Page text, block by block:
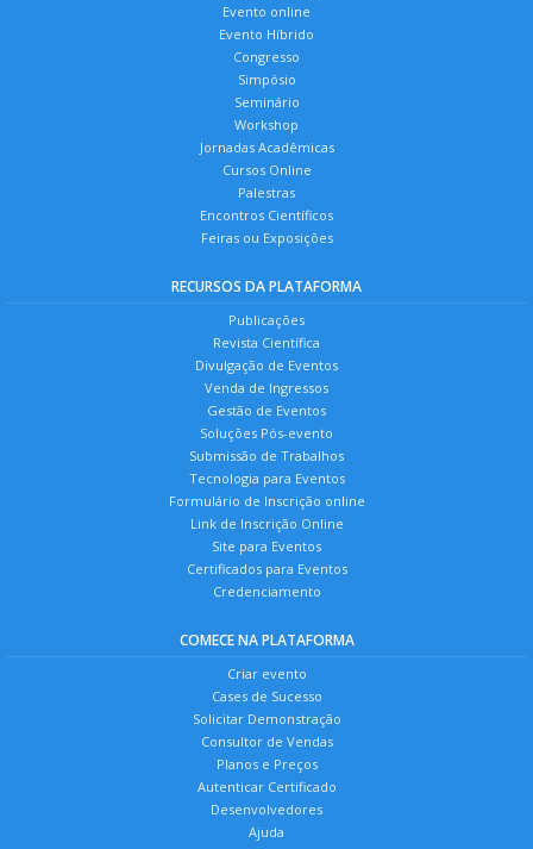
Evento online
Evento Híbrido
Congresso
Simpósio
Seminário
Workshop
Jornadas Acadêmicas
Cursos Online
Palestras
Encontros Científicos
Feiras ou Exposições
RECURSOS DA PLATAFORMA
Publicações
Revista Científica
Divulgação de Eventos
Venda de Ingressos
Gestão de Eventos
Soluções Pós-evento
Submissão de Trabalhos
Tecnologia para Eventos
Formulário de Inscrição online
Link de Inscrição Online
Site para Eventos
Certificados para Eventos
Credenciamento
COMECE NA PLATAFORMA
Criar evento
Cases de Sucesso
Solicitar Demonstração
Consultor de Vendas
Planos e Preços
Autenticar Certificado
Desenvolvedores
Ajuda